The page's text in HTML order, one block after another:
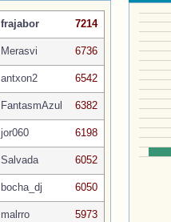
frajabor 7214
Merasvi 6736
antxon2 6542
FantasmAzul 6382
jor060 6198
Salvada 6052
bocha_dj 6050
malrro 5973